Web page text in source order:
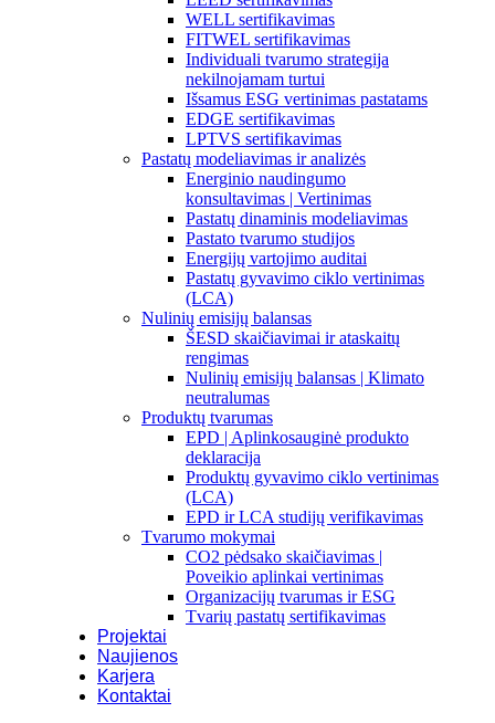
WELL sertifikavimas
FITWEL sertifikavimas
Individuali tvarumo strategija
nekilnojamam turtui
Išsamus ESG vertinimas pastatams
EDGE sertifikavimas
LPTVS sertifikavimas
Pastatų modeliavimas ir analizės
Energinio naudingumo
konsultavimas | Vertinimas
Pastatų dinaminis modeliavimas
Pastato tvarumo studijos
Energijų vartojimo auditai
Pastatų gyvavimo ciklo vertinimas
(LCA)
Nulinių emisijų balansas
ŠESD skaičiavimai ir ataskaitų
rengimas
Nulinių emisijų balansas | Klimato
neutralumas
Produktų tvarumas
EPD | Aplinkosauginė produkto
deklaracija
Produktų gyvavimo ciklo vertinimas
(LCA)
EPD ir LCA studijų verifikavimas
Tvarumo mokymai
CO2 pėdsako skaičiavimas |
Poveikio aplinkai vertinimas
Organizacijų tvarumas ir ESG
Tvarių pastatų sertifikavimas
Projektai
Naujienos
Karjera
Kontaktai